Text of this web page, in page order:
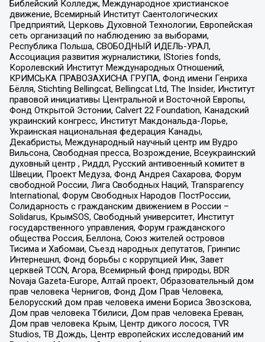
Библейский Колледж, Международное христианское
движение, Всемирный Институт Саентологических
Предприятий, Церковь Духовной Технологии, Европейская
сеть организаций по наблюдению за выборами,
Республика Польша, СВОБОДНЫЙ ИДЕЛЬ-УРАЛ,
Ассоциация развития журналистики, IStories fonds,
Королевский Институт Международных Отношений,
КРИМСЬКА ПРАВОЗАХИСНА ГРУПА, Фонд имени Генриха
Бёлля, Stichting Bellingcat, Bellingcat Ltd, The Insider, Институт
правовой инициативы Центральной и Восточной Европы,
Фонд Открытой Эстонии, Calvert 22 Foundation, Канадский
украинский конгресс, Институт Макдональда-Лорье,
Украинская национальная федерация Канады,
Декабристы, Международный научный центр им Вудро
Вильсона, Свободная пресса, Возрождение, Всеукраинский
духовный центр , Риддл, Русский антивоенный комитет в
Швеции, Проект Медуза, Фонд Андрея Сахарова, Форум
свободной России, Лига Свободных Наций, Transparеncy
International, Форум Свободных Народов ПостРоссии,
Солидарность с гражданским движением в России –
Solidarus, КрымSOS, Свободный университет, Институт
государственного управления, Форум гражданского
общества Россия, Беллона, Союз жителей островов
Тисима и Хабомаи, Съезд народных депутатов, Гринпис
Интернешнл, Фонд борьбы с коррупцией Инк, Завет
церквей TCCN, Агора, Всемирный фонд природы, BDR
Novaja Gazeta-Europe, Алтай проект, Образовательный дом
прав человека Чернигов, Фонд Дом Прав Человека,
Белорусский дом прав человека имени Бориса Звозскова,
Дом прав человека Тбилиси, Дом прав человека Ереван,
Дом прав человека Крым, Центр дикого лосося, TVR
Studios, ТВ Дождь, Центр европейских исследований им